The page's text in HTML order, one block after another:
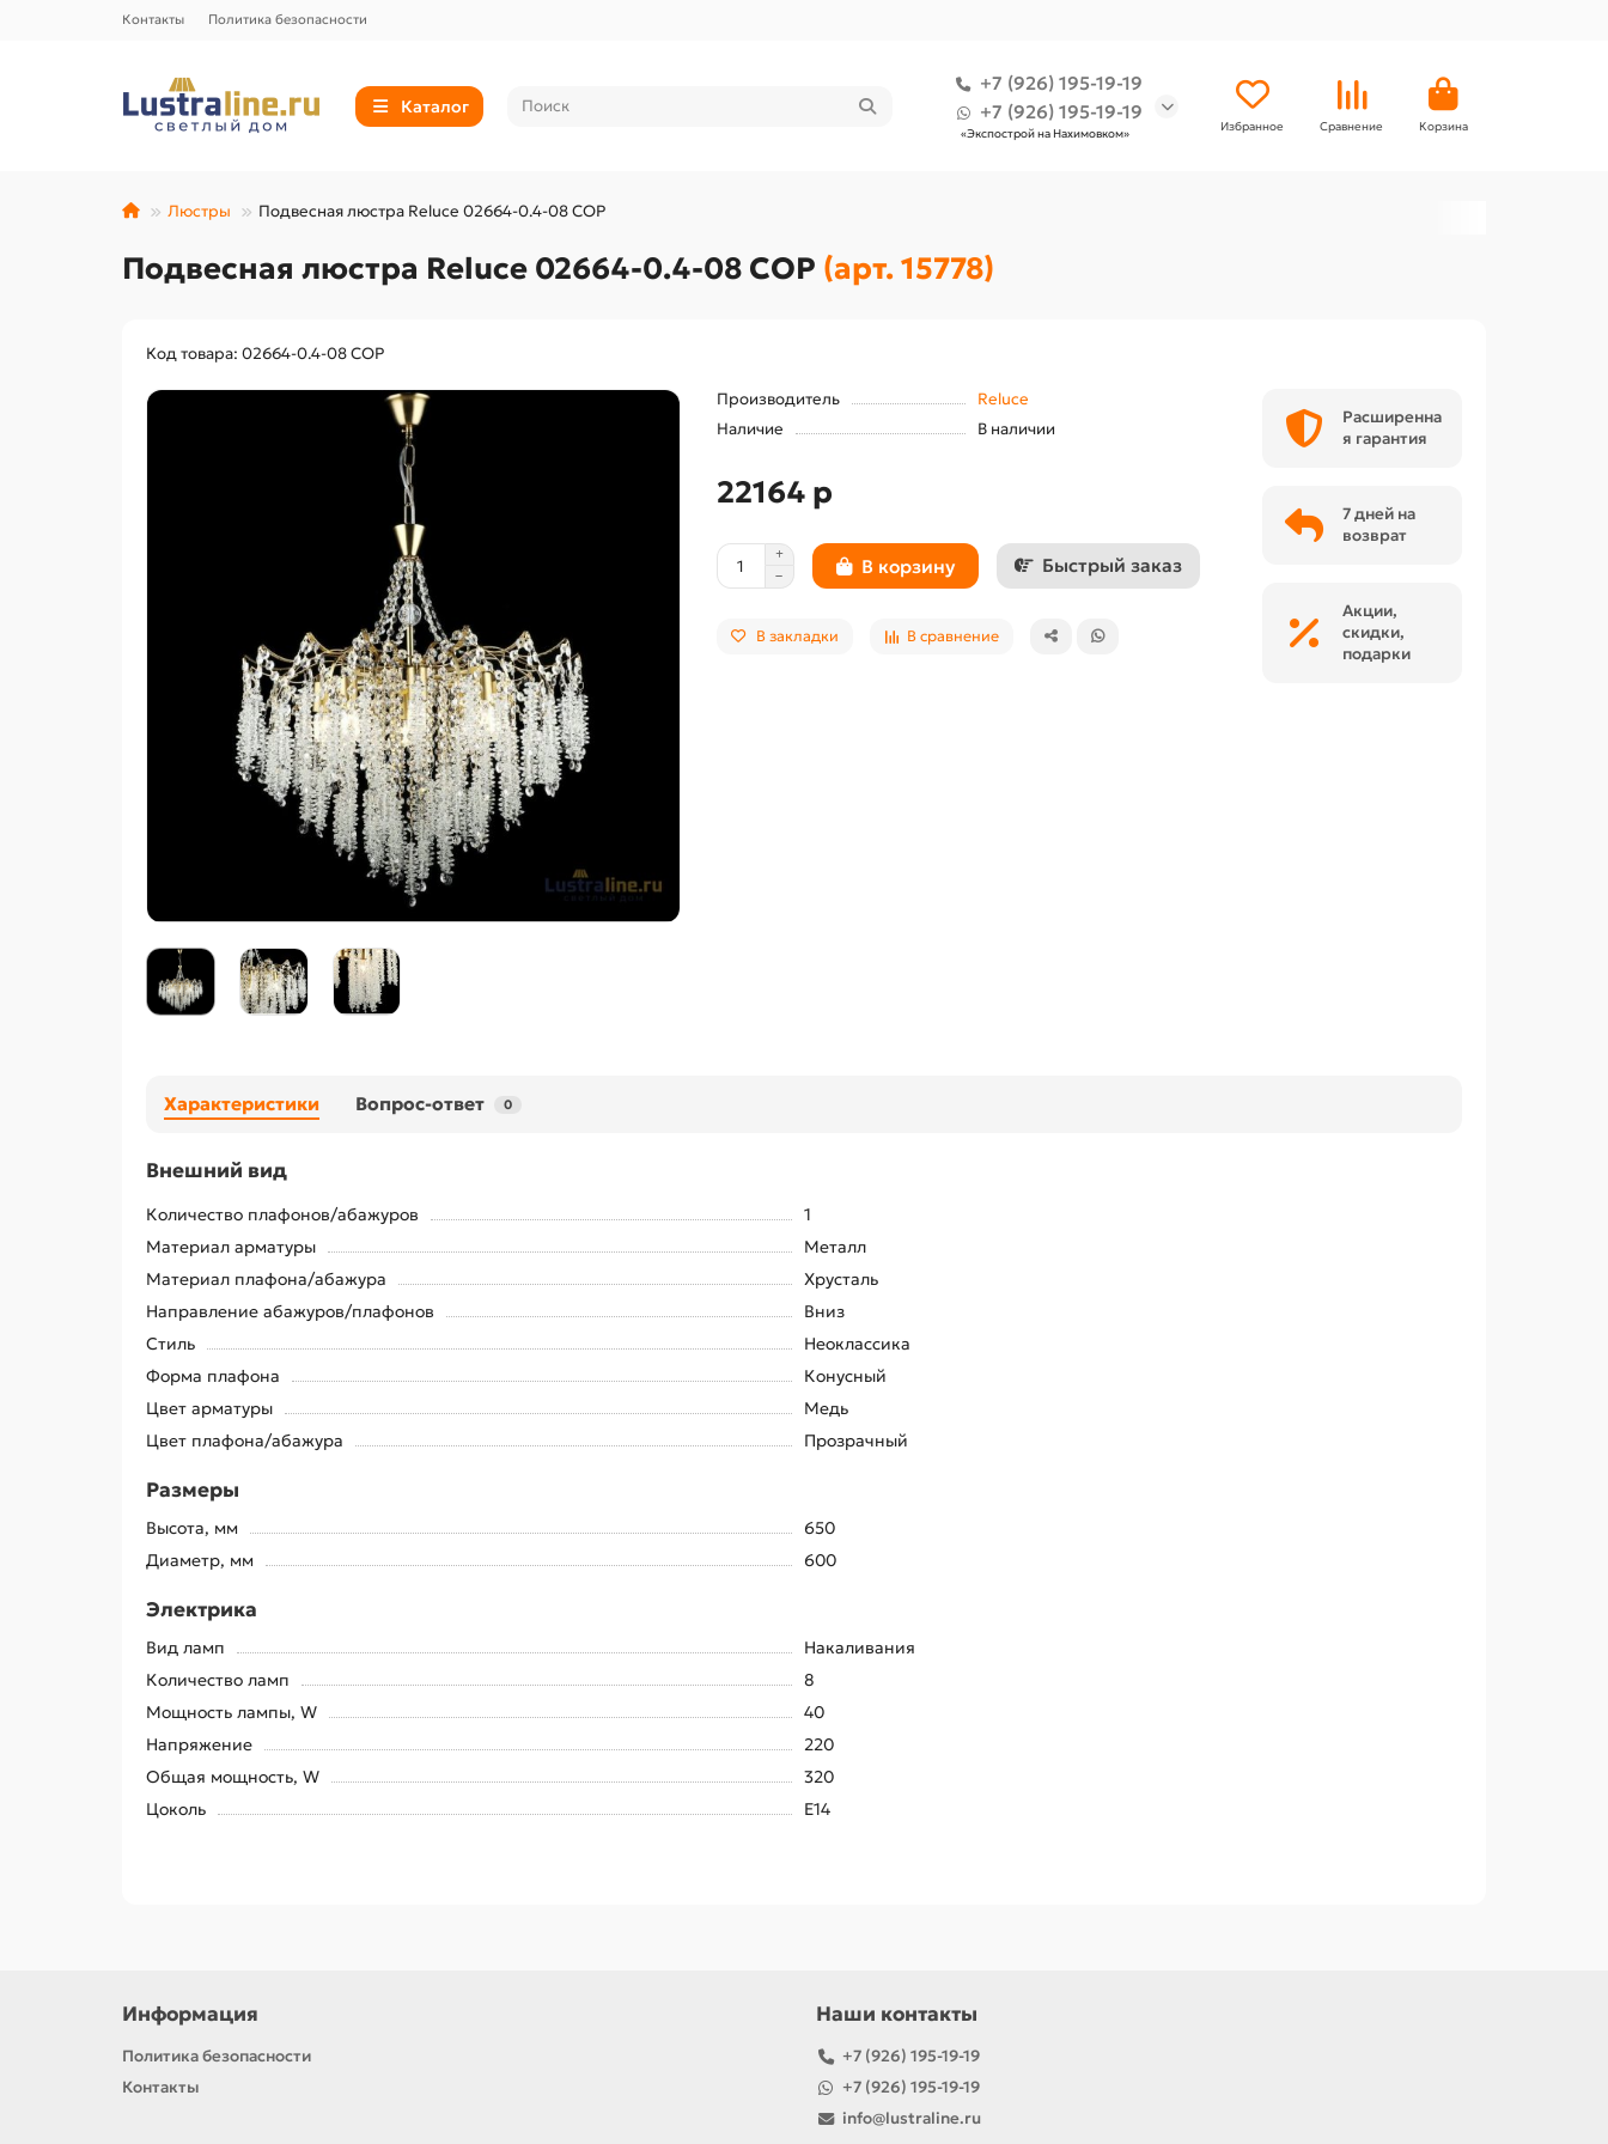
Контакты Политика безопасности
Каталог
+7 (926) 195-19-19
+7 (926) 195-19-19
«Экспострой на Нахимовком» Избранное Сравнение Корзина
Люстры Подвесная люстра Reluce 02664-0.4-08 COP
Подвесная люстра Reluce 02664-0.4-08 COP (арт. 15778)
Код товара: 02664-0.4-08 COP
Производитель
Reluce
Наличие
В наличии
22164 р
В корзину Быстрый заказ
В закладки В сравнение
Расширенна
я гарантия
7 дней на
возврат
Акции,
скидки,
подарки
Характеристики Вопрос-ответ 0
Внешний вид
Количество плафонов/абажуров
1
Материал арматуры
Металл
Материал плафона/абажура
Хрусталь
Направление абажуров/плафонов
Вниз
Стиль
Неоклассика
Форма плафона
Конусный
Цвет арматуры
Медь
Цвет плафона/абажура
Прозрачный
Размеры
Высота, мм
650
Диаметр, мм
600
Электрика
Вид ламп
Накаливания
Количество ламп
8
Мощность лампы, W
40
Напряжение
220
Общая мощность, W
320
Цоколь
E14
Информация
Политика безопасности
Контакты
Наши контакты
+7 (926) 195-19-19
+7 (926) 195-19-19
info@lustraline.ru